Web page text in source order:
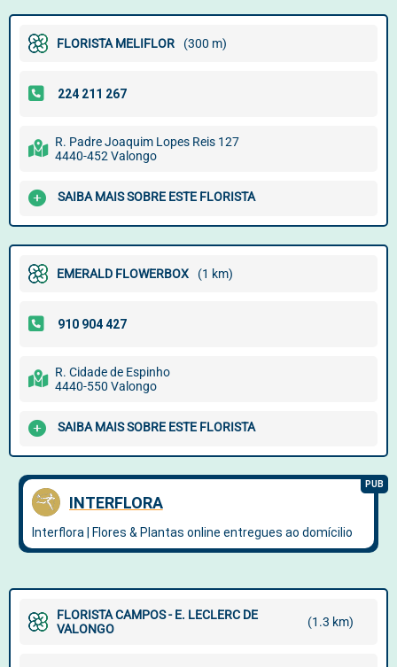
FLORISTA MELIFLOR (300 m)
R. Padre Joaquim Lopes Reis 127
4440-452 Valongo
SAIBA MAIS SOBRE ESTE FLORISTA
EMERALD FLOWERBOX (1 km)
R. Cidade de Espinho
4440-550 Valongo
SAIBA MAIS SOBRE ESTE FLORISTA
FLORISTA CAMPOS - E. LECLERC DE
VALONGO
(1.3 km)